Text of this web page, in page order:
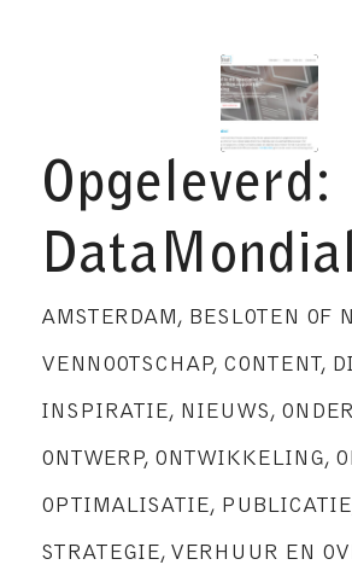
Opgeleverd:
DataMondial
AMSTERDAM, BESLOTEN OF
VENNOOTSCHAP, CONTENT,
INSPIRATIE, NIEUWS,
ONTWERP, ONTWIKKELING,
OPTIMALISATIE, PUBLICATIE
STRATEGIE, VERHUUR EN